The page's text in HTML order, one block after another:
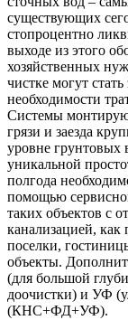
существующих
стопроцентно
выходе из этого
хозяйственных
чистке могут
необходимости
Системы
грязи и заезда
уровне грунтовых
уникальной
полгода
помощью
таких объектов с
канализацией,
поселки,
объекты.
(для большой
доочистки) и УФ
(КНС+ФД+УФ).